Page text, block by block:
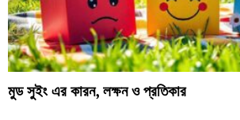
মুড সুইং এর কারন, লক্ষন ও প্রতিকার